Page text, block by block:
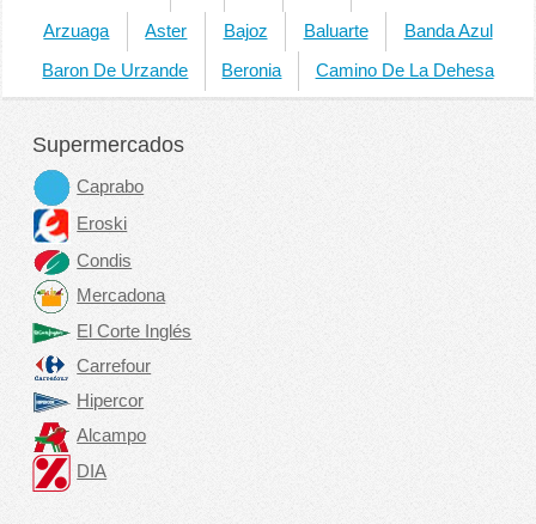
Arzuaga Aster Bajoz Baluarte Banda Azul
Baron De Urzande Beronia Camino De La Dehesa
Supermercados
Caprabo
Eroski
Condis
Mercadona
El Corte Inglés
Carrefour
Hipercor
Alcampo
DIA